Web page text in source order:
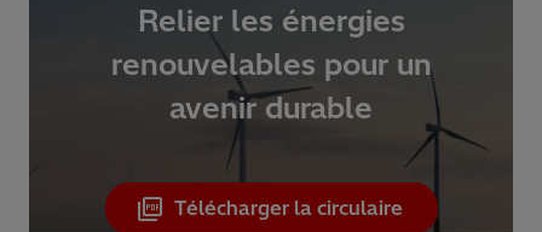
Relier les énergies
renouvelables pour un
avenir durable
Télécharger la circulaire